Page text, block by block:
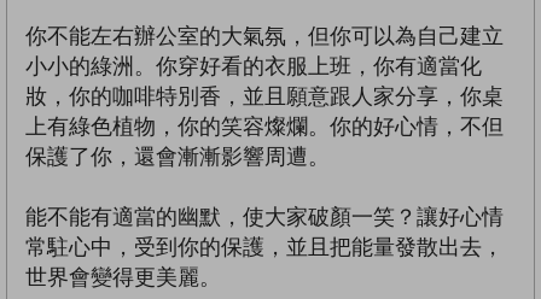
你不能左右辦公室的大氣氛，但你可以為自己建立
小小的綠洲。你穿好看的衣服上班，你有適當化
妝，你的咖啡特別香，並且願意跟人家分享，你桌
上有綠色植物，你的笑容燦爛。你的好心情，不但
保護了你，還會漸漸影響周遭。
能不能有適當的幽默，使大家破顏一笑？讓好心情
常駐心中，受到你的保護，並且把能量發散出去，
世界會變得更美麗。